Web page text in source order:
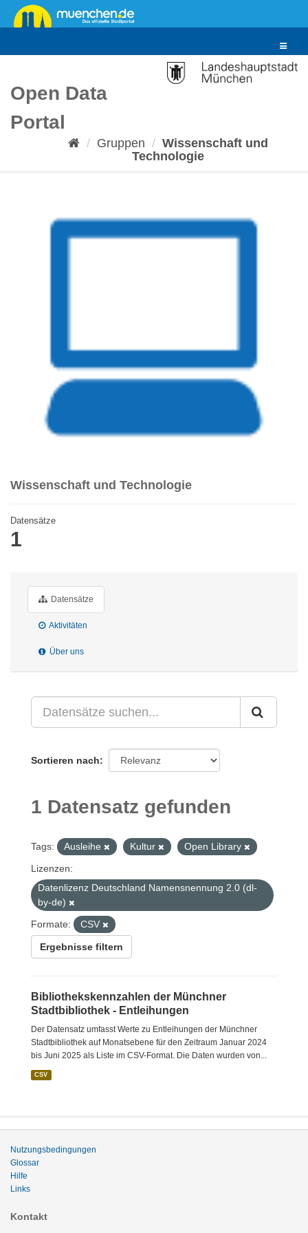
Überspringen
zum
Toggle
Open Data
Portal
Gruppen
Wissenschaft und
Technologie
Wissenschaft und Technologie
Datensätze
1
Datensätze
Aktivitäten
Über uns
Sortieren nach
1 Datensatz gefunden
Tags: Ausleihe Kultur
Open Library
Lizenzen:
Datenlizenz Deutschland Namensnennung 2.0 (dl-
by-de)
Formate:
CSV
Ergebnisse filtern
Bibliothekskennzahlen der Münchner
Stadtbibliothek - Entleihungen
Der Datensatz umfasst Werte zu Entleihungen der Münchner
Stadtbibliothek auf Monatsebene für den Zeitraum Januar 2024
bis Juni 2025 als Liste im CSV-Format. Die Daten wurden von...
CSV
Nutzungsbedingungen
Glossar
Hilfe
Links
Kontakt